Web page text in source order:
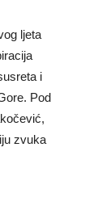
ljeta
i
Pod
zvuka